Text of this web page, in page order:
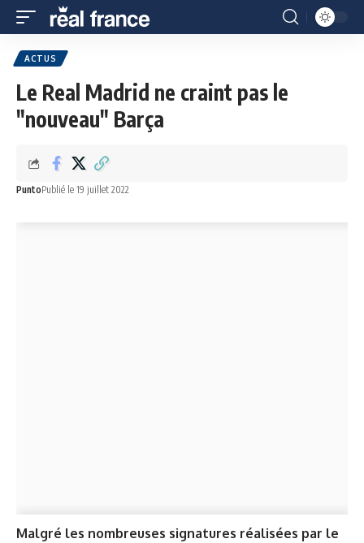
ACTUS
Le Real Madrid ne craint pas le
"nouveau" Barça
PuntoPublié le 19 juillet 2022
Malgré les nombreuses signatures réalisées par le